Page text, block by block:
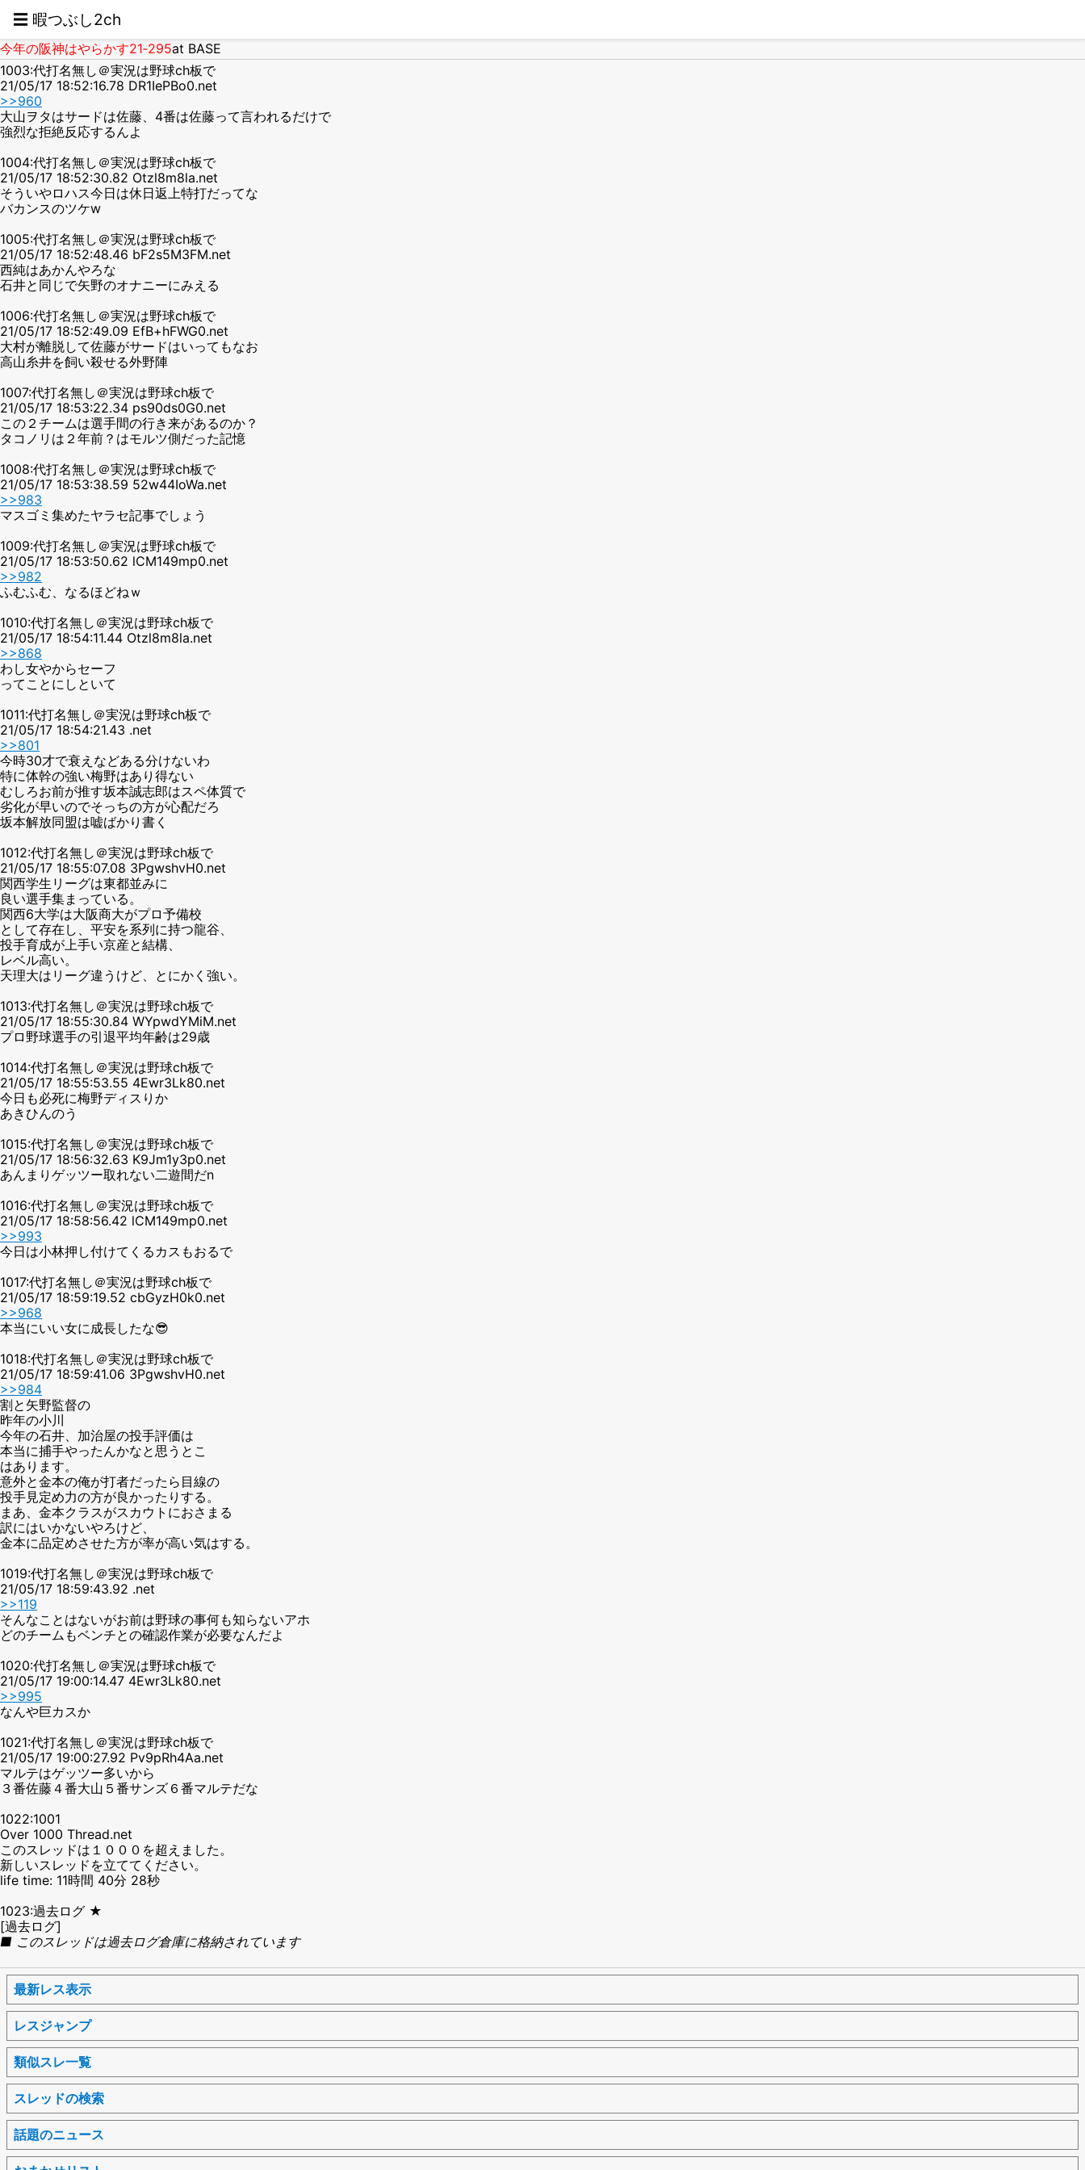
☰ 暇つぶし2ch
今年の阪神はやらかす21‐295at BASE
1003:代打名無し＠実況は野球ch板で
21/05/17 18:52:16.78 DR1IePBo0.net
>>960
大山ヲタはサードは佐藤、4番は佐藤って言われるだけで
強烈な拒絶反応するんよ
1004:代打名無し＠実況は野球ch板で
21/05/17 18:52:30.82 Otzl8m8la.net
そういやロハス今日は休日返上特打だってな
バカンスのツケw
1005:代打名無し＠実況は野球ch板で
21/05/17 18:52:48.46 bF2s5M3FM.net
西純はあかんやろな
石井と同じで矢野のオナニーにみえる
1006:代打名無し＠実況は野球ch板で
21/05/17 18:52:49.09 EfB+hFWG0.net
大村が離脱して佐藤がサードはいってもなお
高山糸井を飼い殺せる外野陣
1007:代打名無し＠実況は野球ch板で
21/05/17 18:53:22.34 ps90ds0G0.net
この２チームは選手間の行き来があるのか？
タコノリは２年前？はモルツ側だった記憶
1008:代打名無し＠実況は野球ch板で
21/05/17 18:53:38.59 52w44IoWa.net
>>983
マスゴミ集めたヤラセ記事でしょう
1009:代打名無し＠実況は野球ch板で
21/05/17 18:53:50.62 lCM149mp0.net
>>982
ふむふむ、なるほどねｗ
1010:代打名無し＠実況は野球ch板で
21/05/17 18:54:11.44 Otzl8m8la.net
>>868
わし女やからセーフ
ってことにしといて
1011:代打名無し＠実況は野球ch板で
21/05/17 18:54:21.43 .net
>>801
今時30才で衰えなどある分けないわ
特に体幹の強い梅野はあり得ない
むしろお前が推す坂本誠志郎はスペ体質で
劣化が早いのでそっちの方が心配だろ
坂本解放同盟は嘘ばかり書く
1012:代打名無し＠実況は野球ch板で
21/05/17 18:55:07.08 3PgwshvH0.net
関西学生リーグは東都並みに
良い選手集まっている。
関西6大学は大阪商大がプロ予備校
として存在し、平安を系列に持つ龍谷、
投手育成が上手い京産と結構、
レベル高い。
天理大はリーグ違うけど、とにかく強い。
1013:代打名無し＠実況は野球ch板で
21/05/17 18:55:30.84 WYpwdYMiM.net
プロ野球選手の引退平均年齢は29歳
1014:代打名無し＠実況は野球ch板で
21/05/17 18:55:53.55 4Ewr3Lk80.net
今日も必死に梅野ディスりか
あきひんのう
1015:代打名無し＠実況は野球ch板で
21/05/17 18:56:32.63 K9Jm1y3p0.net
あんまりゲッツー取れない二遊間だn
1016:代打名無し＠実況は野球ch板で
21/05/17 18:58:56.42 lCM149mp0.net
>>993
今日は小林押し付けてくるカスもおるで
1017:代打名無し＠実況は野球ch板で
21/05/17 18:59:19.52 cbGyzH0k0.net
>>968
本当にいい女に成長したな😎
1018:代打名無し＠実況は野球ch板で
21/05/17 18:59:41.06 3PgwshvH0.net
>>984
割と矢野監督の
昨年の小川
今年の石井、加治屋の投手評価は
本当に捕手やったんかなと思うとこ
はあります。
意外と金本の俺が打者だったら目線の
投手見定め力の方が良かったりする。
まあ、金本クラスがスカウトにおさまる
訳にはいかないやろけど、
金本に品定めさせた方が率が高い気はする。
1019:代打名無し＠実況は野球ch板で
21/05/17 18:59:43.92 .net
>>119
そんなことはないがお前は野球の事何も知らないアホ
どのチームもベンチとの確認作業が必要なんだよ
1020:代打名無し＠実況は野球ch板で
21/05/17 19:00:14.47 4Ewr3Lk80.net
>>995
なんや巨カスか
1021:代打名無し＠実況は野球ch板で
21/05/17 19:00:27.92 Pv9pRh4Aa.net
マルテはゲッツー多いから
３番佐藤４番大山５番サンズ６番マルテだな
1022:1001
Over 1000 Thread.net
このスレッドは１０００を超えました。
新しいスレッドを立ててください。
life time: 11時間 40分 28秒
1023:過去ログ ★
[過去ログ]
■ このスレッドは過去ログ倉庫に格納されています
最新レス表示
レスジャンプ
類似スレ一覧
スレッドの検索
話題のニュース